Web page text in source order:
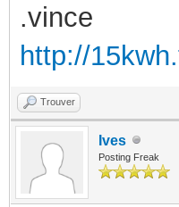
.vince
http://
Trouver
Ives
Posting Freak